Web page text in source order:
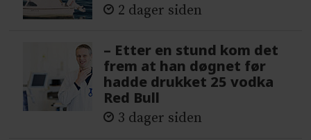
2 dager siden
– Etter en stund kom det
frem at han døgnet før
hadde drukket 25 vodka
Red Bull
3 dager siden